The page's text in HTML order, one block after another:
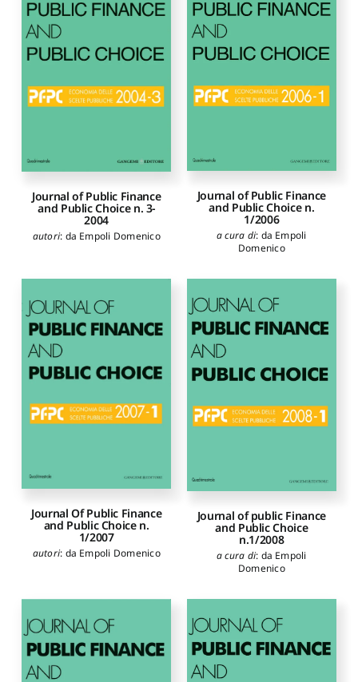
Journal of Public Finance
and Public Choice n. 3-
2004
autori: da Empoli Domenico
Journal of Public Finance
and Public Choice n.
1/2006
a cura di: da Empoli
Domenico
Journal Of Public Finance
and Public Choice n.
1/2007
autori: da Empoli Domenico
Journal of public Finance
and Public Choice
n.1/2008
a cura di: da Empoli
Domenico